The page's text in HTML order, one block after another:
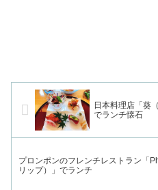
日本料理店「葵
でランチ懐石
プロンポンのフレンチレストラン「
リップ）」でランチ